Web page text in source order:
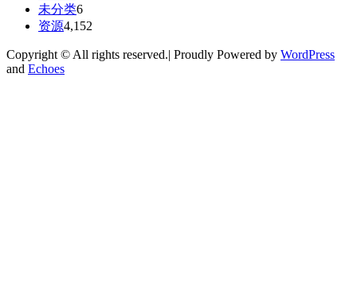
未分类6
资源4,152
Copyright © All rights reserved.| Proudly Powered by WordPress
and Echoes